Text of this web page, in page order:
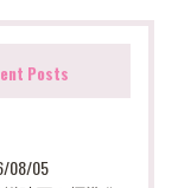
Posts
08/05